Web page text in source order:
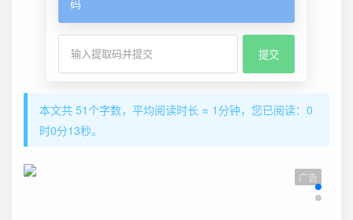
本文共 51个字数，平均阅读时长 ≈ 1分钟，您已阅读：0
时0分13秒。
广告